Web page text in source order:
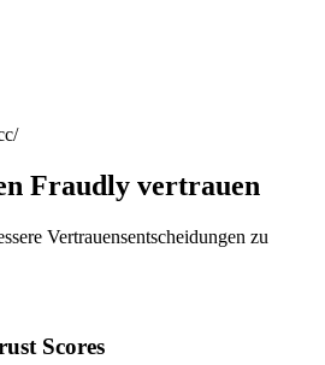
Fraudly vertrauen
Vertrauensentscheidungen zu
Scores